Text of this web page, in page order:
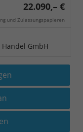
22.090,– €
und Zulassungspapieren
GmbH